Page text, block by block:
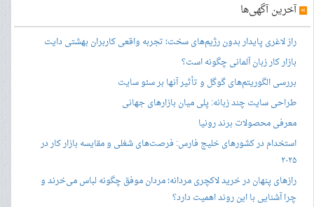
»آخرین آگهی‌ها
راز لاغری پایدار بدون رژیم‌های سخت؛ تجربه واقعی کاربران بهشتی دایت
بازار کار زبان آلمانی چگونه است؟
بررسی الگوریتم‌های گوگل و تأثیر آنها بر سئو سایت
طراحی سایت چند زبانه: پلی میان بازارهای جهانی
معرفی محصولات برند رونیا
استخدام در کشورهای خلیج فارس: فرصت‌های شغلی و مقایسه بازار کار در
۲۰۲۵
رازهای پنهان در خرید لاکچری مردانه؛ مردان موفق چگونه لباس می‌خرند و
چرا آشنایی با این روند اهمیت دارد؟